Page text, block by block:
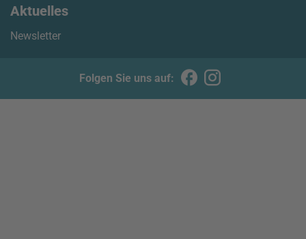
Aktuelles
Newsletter
Folgen Sie uns auf: